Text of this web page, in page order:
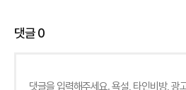
댓글0